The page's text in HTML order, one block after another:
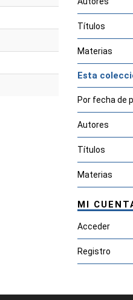
Títulos
Materias
Esta
Por fecha de
Autores
Títulos
Materias
MI
Acceder
Registro